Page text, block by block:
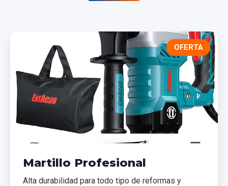
OFERTA
Martillo Profesional
Alta durabilidad para todo tipo de reformas y